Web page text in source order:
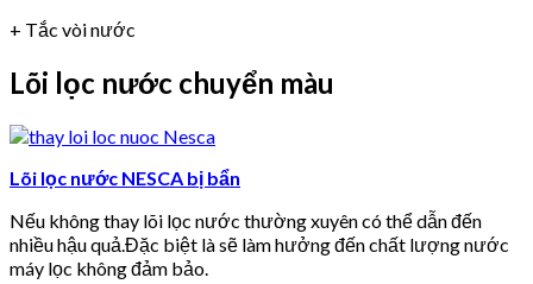
+ Tắc vòi nước
Lõi lọc nước chuyển màu
Lõi lọc nước NESCA bị bẩn
Nếu không thay lõi lọc nước thường xuyên có thể dẫn đến
nhiều hậu quả.Đặc biệt là sẽ làm hưởng đến chất lượng nước
máy lọc không đảm bảo.